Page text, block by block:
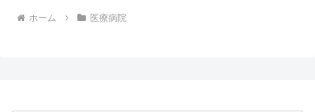
ホーム 医療病院